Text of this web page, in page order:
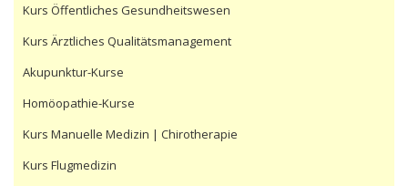
Kurs Öffentliches Gesundheitswesen
Kurs Ärztliches Qualitätsmanagement
Akupunktur-Kurse
Homöopathie-Kurse
Kurs Manuelle Medizin | Chirotherapie
Kurs Flugmedizin